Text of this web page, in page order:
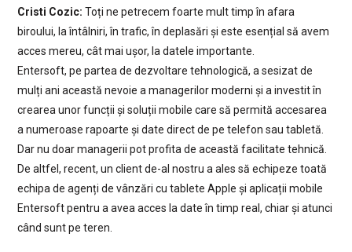
Cristi Cozic: Toți ne petrecem foarte mult timp în afara
biroului, la întâlniri, în trafic, în deplasări și este esențial să avem
acces mereu, cât mai ușor, la datele importante.
Entersoft, pe partea de dezvoltare tehnologică, a sesizat de
mulți ani această nevoie a managerilor moderni și a investit în
crearea unor funcții și soluții mobile care să permită accesarea
a numeroase rapoarte și date direct de pe telefon sau tabletă.
Dar nu doar managerii pot profita de această facilitate tehnică.
De altfel, recent, un client de-al nostru a ales să echipeze toată
echipa de agenți de vânzări cu tablete Apple și aplicații mobile
Entersoft pentru a avea acces la date în timp real, chiar și atunci
când sunt pe teren.